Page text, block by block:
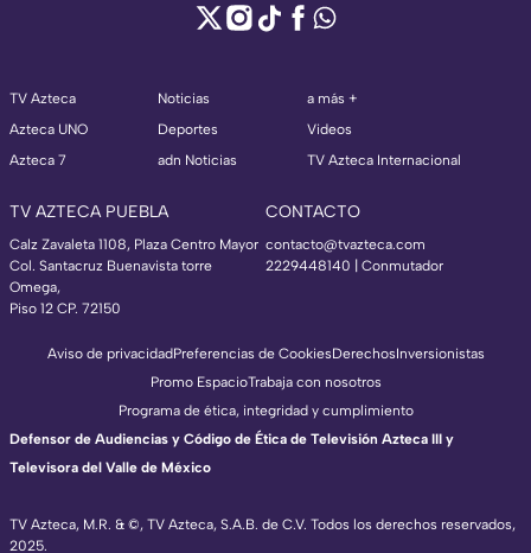
TV Azteca
Azteca UNO
Azteca 7
Noticias
Deportes
adn Noticias
a más +
Videos
TV Azteca Internacional
TV AZTECA PUEBLA
Calz Zavaleta 1108, Plaza Centro Mayor
Col. Santacruz Buenavista torre
Omega,
Piso 12 CP. 72150
CONTACTO
contacto@tvazteca.com
2229448140 | Conmutador
TV Azteca, M.R. & ©, TV Azteca, S.A.B. de C.V. Todos los derechos reservados,
2025.
Aviso de privacidadPreferencias de CookiesDerechosInversionistas
Promo EspacioTrabaja con nosotros
Programa de ética, integridad y cumplimiento
Defensor de Audiencias y Código de Ética de Televisión Azteca III y
Televisora del Valle de México